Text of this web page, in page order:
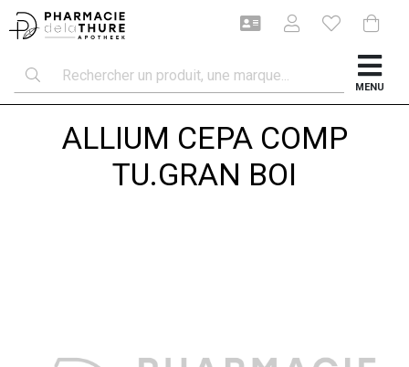
MENU
ALLIUM CEPA COMP
TU.GRAN BOI